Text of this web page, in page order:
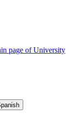
page of University